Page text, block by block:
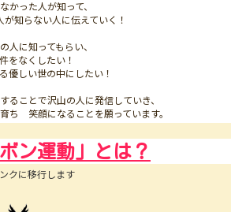
かった人が知って、
知らない人に伝えていく！
人に知ってもらい、
をなくしたい！
優しい世の中にしたい！
ることで沢山の人に発信していき、
ち 笑顔になることを願っています。
ン運動」とは？
クに移行します